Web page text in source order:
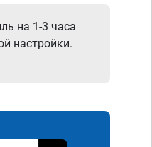
на 1-3 часа
настройки.